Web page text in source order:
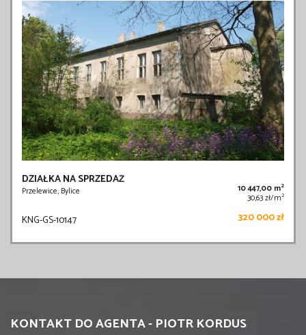
DZIAŁKA NA SPRZEDAŻ
Przelewice, Bylice 10 447,00 m2
30,63 zł/m2
KNG-GS-10147 320 000 zł
KONTAKT DO AGENTA - PIOTR KORDUS